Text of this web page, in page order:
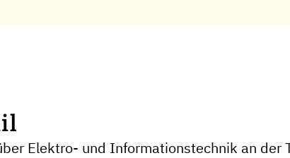
Elektro- und Informationstechnik an der